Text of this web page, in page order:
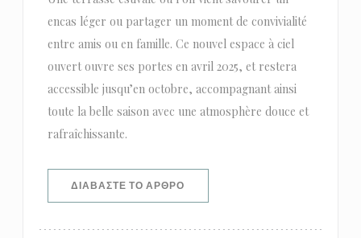
encas léger ou partager un moment de convivialité
entre amis ou en famille. Ce nouvel espace à ciel
ouvert ouvre ses portes en avril 2025, et restera
accessible jusqu’en octobre, accompagnant ainsi
toute la belle saison avec une atmosphère douce et
rafraîchissante.
ΔΙΑΒΆΣΤΕ ΤΟ ΆΡΘΡΟ